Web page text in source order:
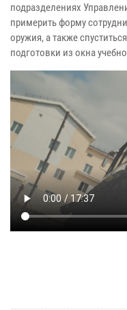
подразделениях
примерить форму
оружия, а также
подготовки из окна